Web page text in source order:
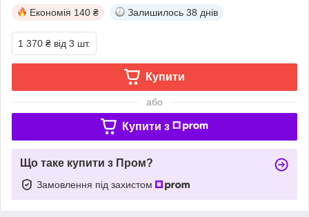
Економія 140 ₴ Залишилось 38 днів
1 370 ₴ від 3 шт.
Купити
або
Купити з
Що таке купити з Пром?
Замовлення під захистом